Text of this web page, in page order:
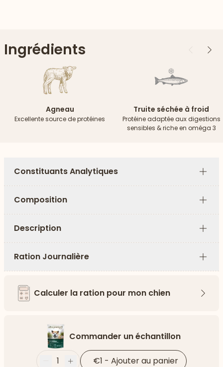
Ingrédients Précédent
Agneau
Excellente source de protéines
Truite séchée à froid
Protéine adaptée aux digestions
sensibles & riche en oméga 3
Constituants Analytiques
Plus
Composition
Plus
Description
Plus
Ration Journalière
Plus
Calculer la ration pour mon chien
Commander un échantillon
1 €1 - Ajouter au panier